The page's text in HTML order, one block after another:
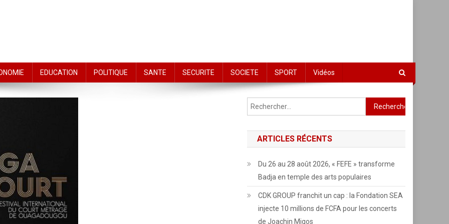
EDUCATION POLITIQUE SANTE SECURITE SOCIETE SPORT Vidéos
Rechercher :
ARTICLES RÉCENTS
Du 26 au 28 août 2026, « FEFE » transforme
Badja en temple des arts populaires
CDK GROUP franchit un cap : la Fondation SEA
injecte 10 millions de FCFA pour les concerts
de Joachin Migos